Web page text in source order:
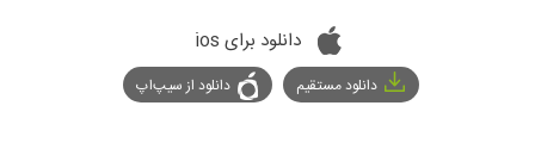
دانلود برای ios
دانلود مستقیم دانلود از سیپ‌اپ